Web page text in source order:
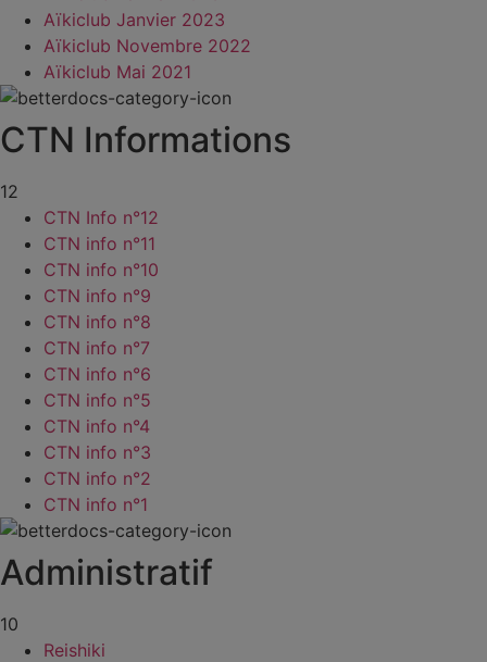
Aïkiclub Janvier 2023
Aïkiclub Novembre 2022
Aïkiclub Mai 2021
CTN Informations
12
CTN Info n°12
CTN info n°11
CTN info n°10
CTN info n°9
CTN info n°8
CTN info n°7
CTN info n°6
CTN info n°5
CTN info n°4
CTN info n°3
CTN info n°2
CTN info n°1
Administratif
10
Reishiki